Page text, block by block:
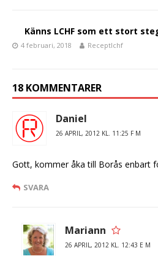
Känns LCHF som ett stort
4 februari, 2018 Receptlchf
18 KOMMENTARER
Daniel
26 APRIL, 2012 KL. 11:25 F M
Gott, kommer åka till Borås enbart
SVARA
Mariann
26 APRIL, 2012 KL. 12:43 E M